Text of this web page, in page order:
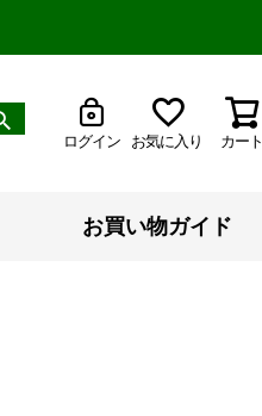
ログイン お気に入り カート
お買い物ガイド